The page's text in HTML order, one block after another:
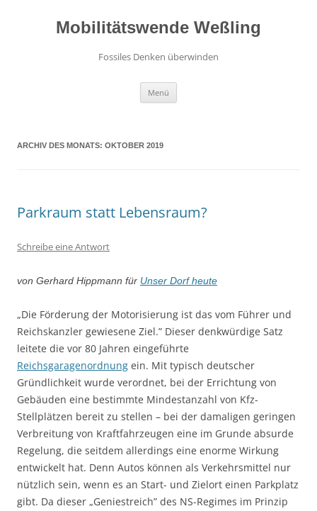
springenMobilitätswende Weßling
Fossiles Denken überwinden
Menü
ARCHIV DES MONATS: OKTOBER 2019
Parkraum statt Lebensraum?
Schreibe eine Antwort
von Gerhard Hippmann für Unser Dorf heute
„Die Förderung der Motorisierung ist das vom Führer und
Reichskanzler gewiesene Ziel.” Dieser denkwürdige Satz
leitete die vor 80 Jahren eingeführte
Reichsgaragenordnung ein. Mit typisch deutscher
Gründlichkeit wurde verordnet, bei der Errichtung von
Gebäuden eine bestimmte Mindestanzahl von Kfz-
Stellplätzen bereit zu stellen – bei der damaligen geringen
Verbreitung von Kraftfahrzeugen eine im Grunde absurde
Regelung, die seitdem allerdings eine enorme Wirkung
entwickelt hat. Denn Autos können als Verkehrsmittel nur
nützlich sein, wenn es an Start- und Zielort einen Parkplatz
gibt. Da dieser „Geniestreich” des NS-Regimes im Prinzip